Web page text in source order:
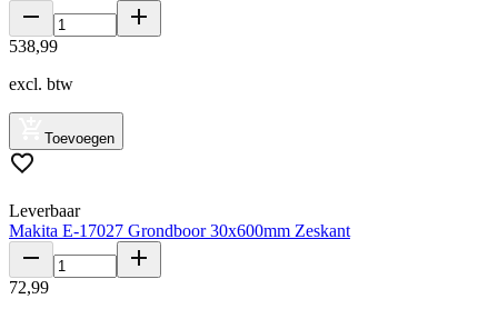
538,99
excl. btw
Toevoegen
Leverbaar
Makita E-17027 Grondboor 30x600mm Zeskant
72,99